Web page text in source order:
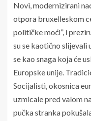
Novi, modernizirani
otpora bruxelleskom
političke moći”, i
su se kaotično slijevali
se kao snaga koja će
Europske unije.
Socijalisti, okosnica
uzmicale pred valom
pučka stranka